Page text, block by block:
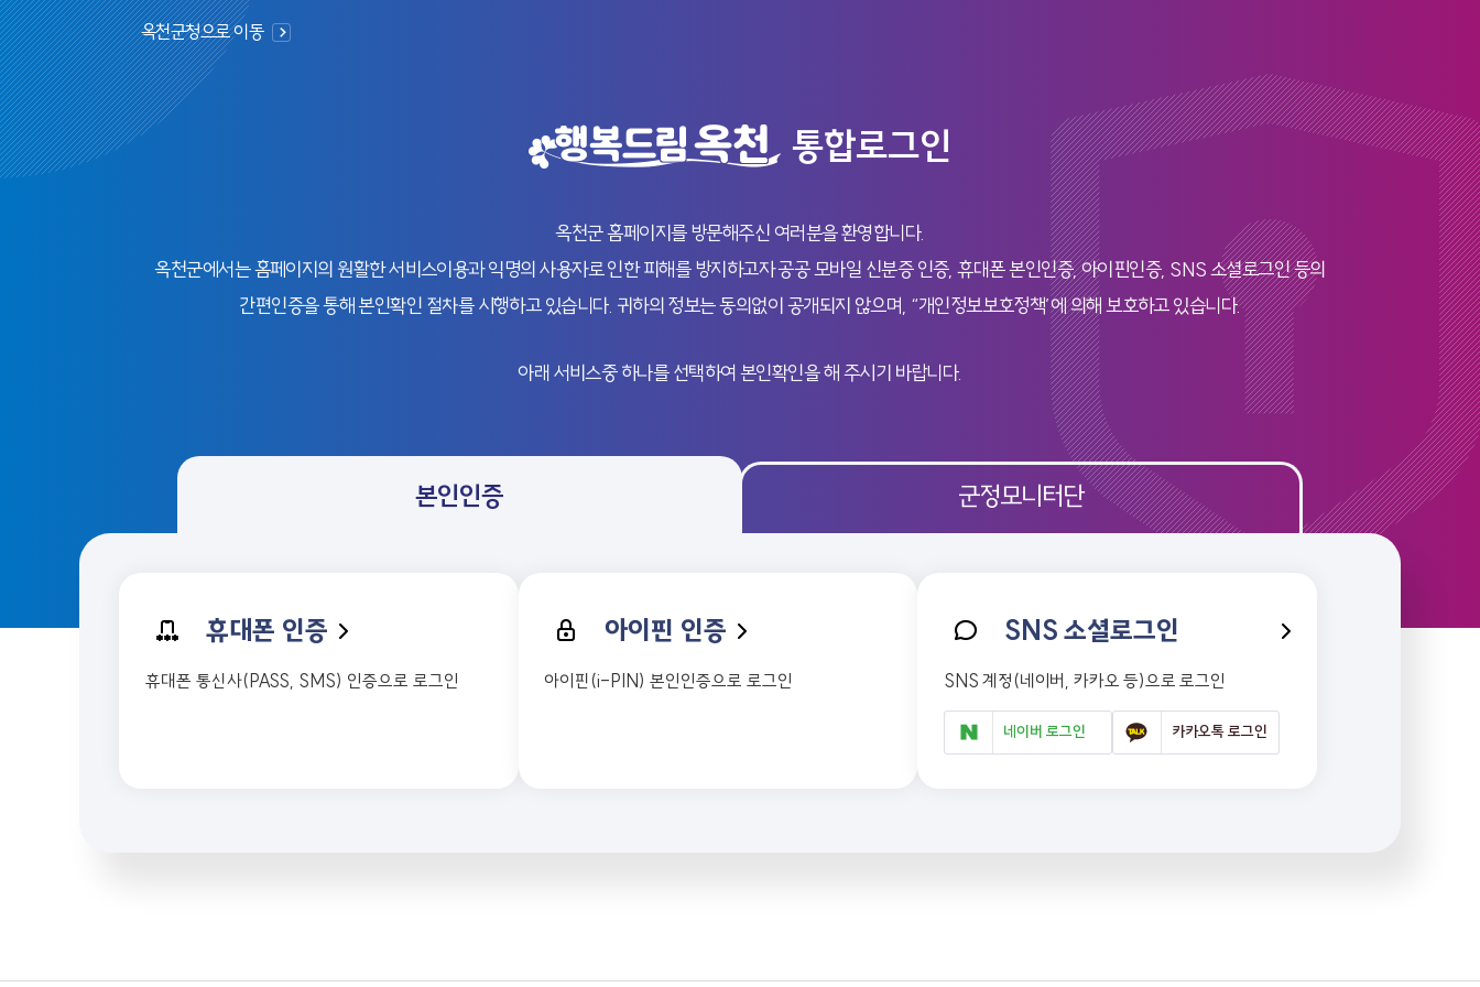
옥천군청으로 이동
통합로그인
옥천군 홈페이지를 방문해주신 여러분을 환영합니다.
옥천군에서는 홈페이지의 원활한 서비스이용과 익명의 사용자로 인한 피해를 방지하고자 공공 모바일 신분증 인증, 휴대폰 본인인증, 아이핀인증, SNS 소셜로그인 등의
간편인증을 통해 본인확인 절차를 시행하고 있습니다. 귀하의 정보는 동의없이 공개되지 않으며, “개인정보보호정책’에 의해 보호하고 있습니다.
아래 서비스중 하나를 선택하여 본인확인을 해 주시기 바랍니다.
본인인증 군정모니터단
휴대폰 인증
휴대폰 통신사(PASS, SMS) 인증으로 로그인
아이핀 인증
아이핀(i-PIN) 본인인증으로 로그인
SNS 소셜로그인
SNS 계정(네이버, 카카오 등)으로 로그인
네이버 로그인 카카오톡 로그인